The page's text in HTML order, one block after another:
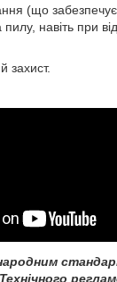
(що
пилу, навіть при
захист.